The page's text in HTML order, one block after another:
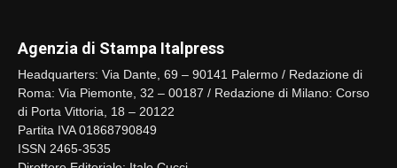
Agenzia di Stampa Italpress
Headquarters: Via Dante, 69 – 90141 Palermo / Redazione di
Roma: Via Piemonte, 32 – 00187 / Redazione di Milano: Corso
di Porta Vittoria, 18 – 20122
Partita IVA 01868790849
ISSN 2465-3535